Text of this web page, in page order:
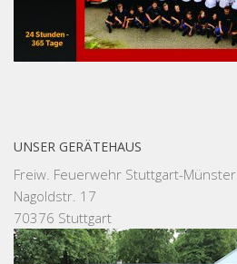
UNSER GERÄTEHAUS
Freiw. Feuerwehr Stuttgart-Münster
Nagoldstr. 17
70376 Stuttgart